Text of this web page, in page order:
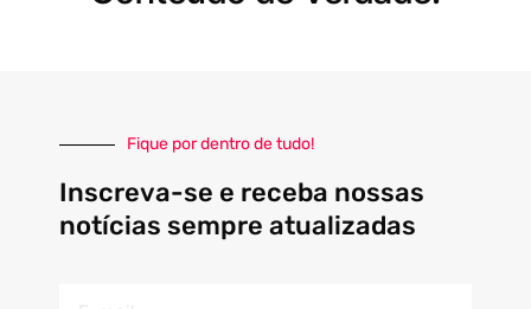
Fique por dentro de tudo!
Inscreva-se e receba nossas
notícias sempre atualizadas